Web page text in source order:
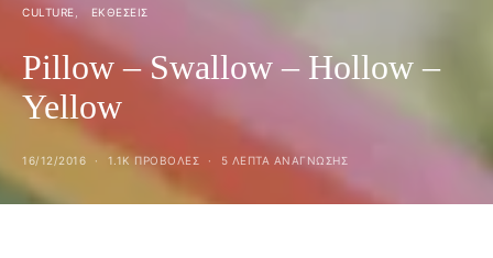
CULTURE ΕΚΘΕΣΕΙΣ
Pillow – Swallow – Hollow –
Yellow
16/12/2016 1.1K ΠΡΟΒΟΛΕΣ 5 ΛΕΠΤΑ ΑΝΆΓΝΩΣΗΣ